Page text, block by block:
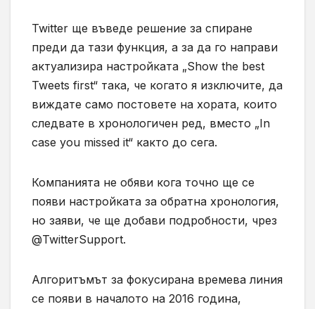
Twitter ще въведе решение за спиране
преди да тази функция, а за да го направи
актуализира настройката „Show the best
Tweets first“ така, че когато я изключите, да
виждате само постовете на хората, които
следвате в хронологичен ред, вместо „In
case you missed it“ както до сега.
Компанията не обяви кога точно ще се
появи настройката за обратна хронология,
но заяви, че ще добави подробности, чрез
@TwitterSupport.
Алгоритъмът за фокусирана времева линия
се появи в началото на 2016 година,